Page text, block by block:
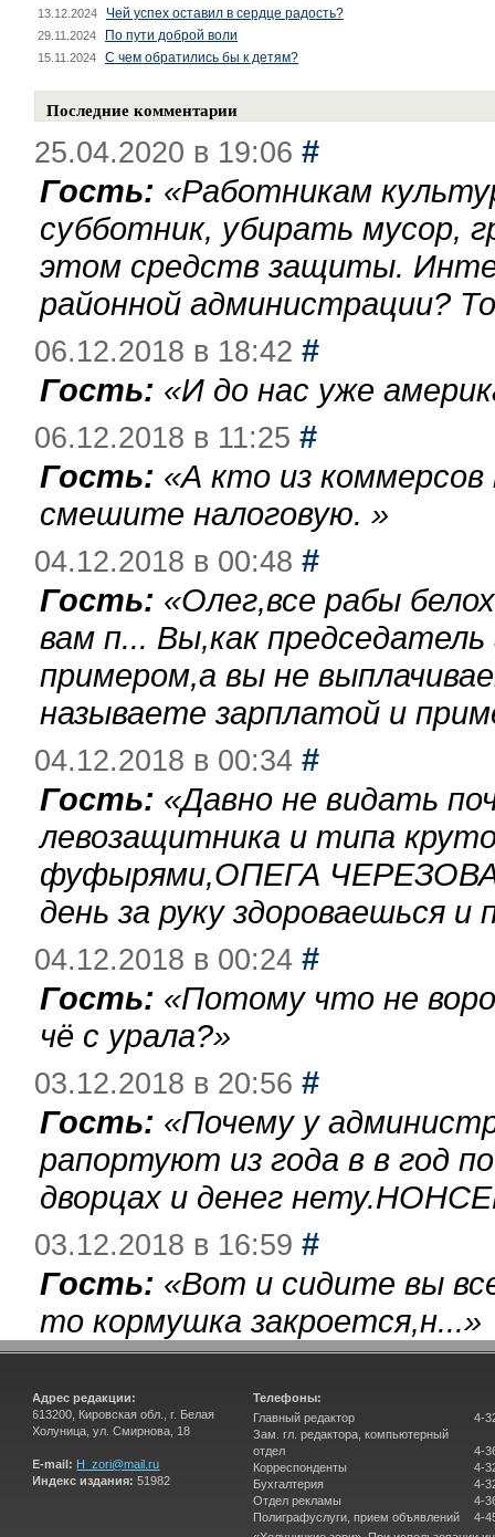
13.12.2024 Чей успех оставил в сердце радость?
29.11.2024 По пути доброй воли
15.11.2024 С чем обратились бы к детям?
Последние комментарии
25.04.2020 в 19:06 #
Гость: «Работникам
субботник, убирать мусор,
этом средств защиты.
районной администрации?
06.12.2018 в 18:42 #
Гость: «И до нас уже
06.12.2018 в 11:25 #
Гость: «А кто из
смешите налоговую. »
04.12.2018 в 00:48 #
Гость: «Олег,все рабы
вам п... Вы,как
примером,а вы не
называете зарплатой и
04.12.2018 в 00:34 #
Гость: «Давно не видать
левозащитника и типа
фуфырями,ОПЕГА
день за руку здороваешься
04.12.2018 в 00:24 #
Гость: «Потому что не
чё с урала?»
03.12.2018 в 20:56 #
Гость: «Почему у
рапортуют из года в в год
дворцах и денег
03.12.2018 в 16:59 #
Гость: «Вот и сидите вы
то кормушка закроется,н...»
Адрес редакции:
613200, Кировская обл., г. Белая
Холуница, ул. Смирнова, 18
E-mail: H_zori@mail.ru
Индекс издания: 51982
Телефоны:
Главный редактор
Зам. гл. редактора, компьютерный
отдел
Корреспонденты
Бухгалтерия
Отдел рекламы
Полиграфуслуги, прием объявлений
4-
4-
4-
4-
4-
4-